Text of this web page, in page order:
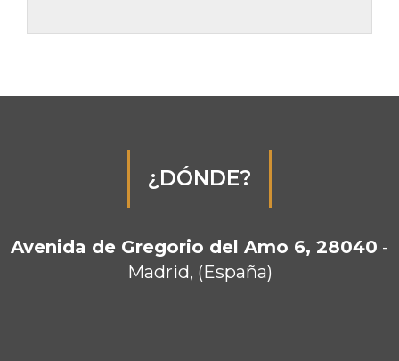
¿DÓNDE?
Avenida de Gregorio del Amo 6, 28040 -
Madrid, (España)